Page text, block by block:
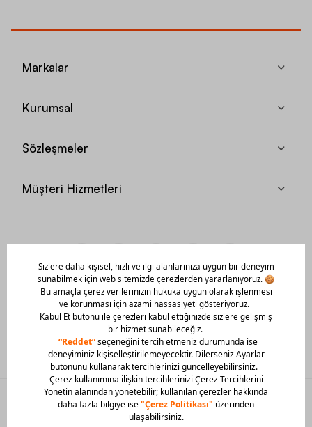
Markalar
Kurumsal
Sözleşmeler
Müşteri Hizmetleri
Mobil Uygulamamızı Hemen İndir!